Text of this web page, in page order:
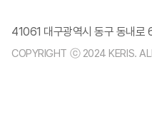
41061 대구광역시 동구 동내
COPYRIGHT ⓒ 2024 KERIS.